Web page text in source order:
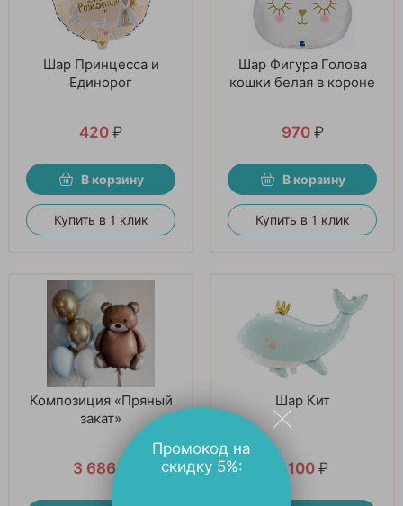
Шар Принцесса и
Единорог
420 ₽
В корзину
Купить в 1 клик
Шар Фигура Голова
кошки белая в короне
970 ₽
В корзину
Купить в 1 клик
Композиция «Пряный
закат»
3 686
Шар Кит
1 100 ₽
Промокод на
скидку 5%: